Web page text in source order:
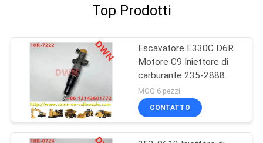
Top Prodotti
Escavatore E330C D6R
Motore C9 Iniettore di
carburante 235-2888
10R7224
MOQ:6 pezzi
CONTATTO